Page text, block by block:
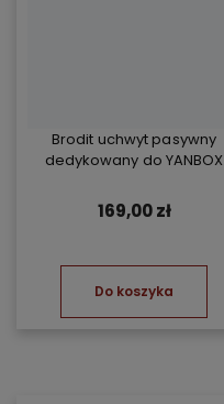
Brodit uchwyt pasywny
dedykowany do YANBOX
169,00 zł
Do koszyka